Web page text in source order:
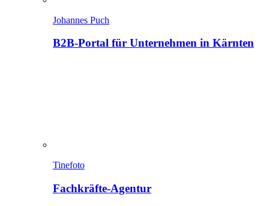
Johannes Puch
B2B-Portal für Unternehmen in Kärnten
Tinefoto
Fachkräfte-Agentur